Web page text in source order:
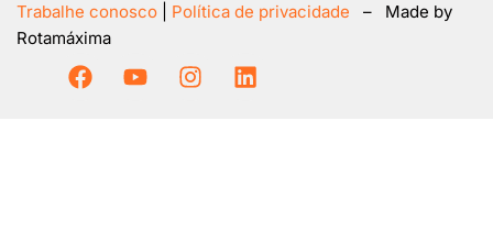
Trabalhe conosco Política de privacidade – Made by
Rotamáxima